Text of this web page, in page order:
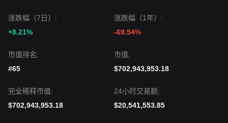
涨跌幅（7日）:
+8.21%
涨跌幅（1年）:
-69.54%
市值排名:
#65
市值:
$702,943,953.18
完全稀释市值:
$702,943,953.18
24小时交易额:
$20,541,553.85